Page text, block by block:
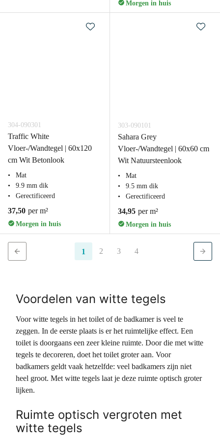
Morgen in huis
304-090301
Traffic White
Vloer-/Wandtegel | 60x120
cm Wit Betonlook
Mat
9.9 mm dik
Gerectificeerd
37,50 per m²
Morgen in huis
303-090101
Sahara Grey
Vloer-/Wandtegel | 60x60 cm
Wit Natuursteenlook
Mat
9.5 mm dik
Gerectificeerd
34,95 per m²
Morgen in huis
1 2 3 4
Voordelen van witte tegels
Voor witte tegels in het toilet of de badkamer is veel te
zeggen. In de eerste plaats is er het ruimtelijke effect. Een
toilet is doorgaans een zeer kleine ruimte. Door die met witte
tegels te decoreren, doet het toilet groter aan. Voor
badkamers geldt vaak hetzelfde: veel badkamers zijn niet
heel groot. Met witte tegels laat je deze ruimte optisch groter
lijken.
Ruimte optisch vergroten met
witte tegels